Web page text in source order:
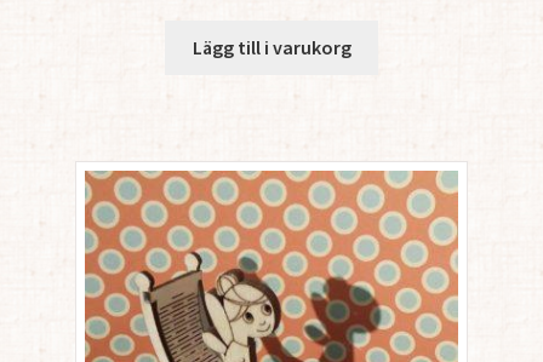
Lägg till i varukorg